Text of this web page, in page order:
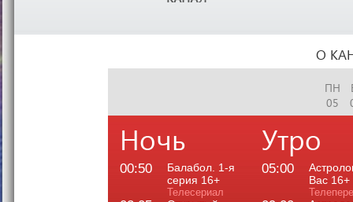
О
ПН
05
Ночь
00:50
Балабол. 1-я
серия 16+
Телесериал
Утро
05:00
Вас 16+